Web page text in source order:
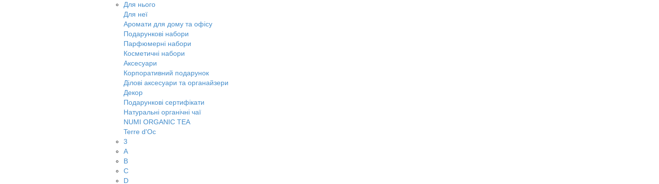
Для нього
Для неї
Аромати для дому та офісу
Подарункові набори
Парфюмерні набори
Косметичні набори
Аксесуари
Корпоративний подарунок
Ділові аксесуари та органайзери
Декор
Подарункові сертифікати
Натуральні органічні чаї
NUMI ORGANIC TEA
Terre d'Oc
3
A
B
C
D